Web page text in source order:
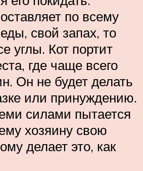
по всему
свой запах, то
углы. Кот портит
где чаще всего
Он не будет делать
или принуждению.
силами пытается
хозяину свою
делает это, как